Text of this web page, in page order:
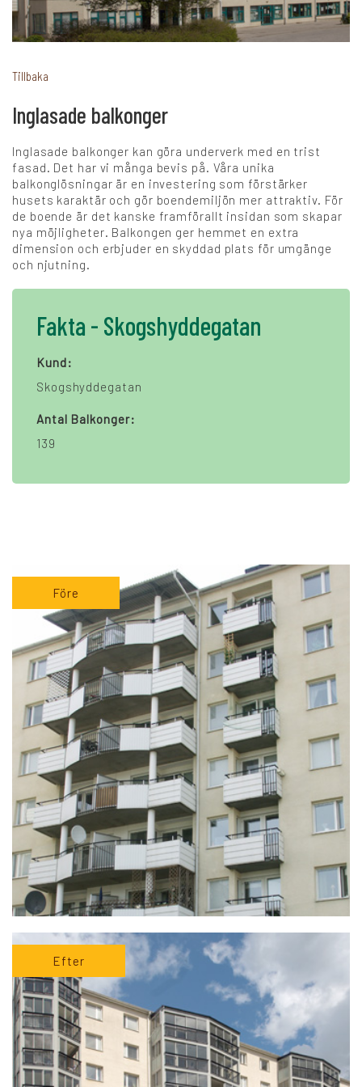
+
Språk:
SV DK NO FI DE
NL UK CH PL
Tillbaka
Inglasade balkonger
Inglasade balkonger kan göra underverk med en trist
fasad. Det har vi många bevis på. Våra unika
balkonglösningar är en investering som förstärker
husets karaktär och gör boendemiljön mer attraktiv. För
de boende är det kanske framförallt insidan som skapar
nya möjligheter. Balkongen ger hemmet en extra
dimension och erbjuder en skyddad plats för umgänge
och njutning.
Fakta - Skogshyddegatan
Kund:
Skogshyddegatan
Antal Balkonger:
139
Före
Efter